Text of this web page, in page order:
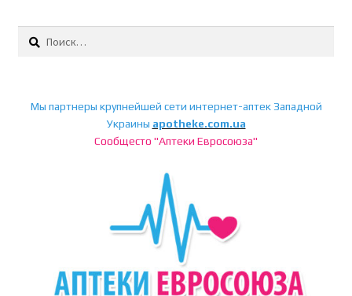
Найти:
Мы партнеры крупнейшей сети интернет-аптек Западной
Украины apotheke.com.ua
Сообщесто "Аптеки Евросоюза"